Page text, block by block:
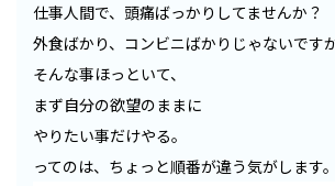
仕事人間で、頭痛ばっかりしてませんか？
外食ばかり、コンビニばかりじゃないです
そんな事ほっといて、
まず自分の欲望のままに
やりたい事だけやる。
ってのは、ちょっと順番が違う気がします。